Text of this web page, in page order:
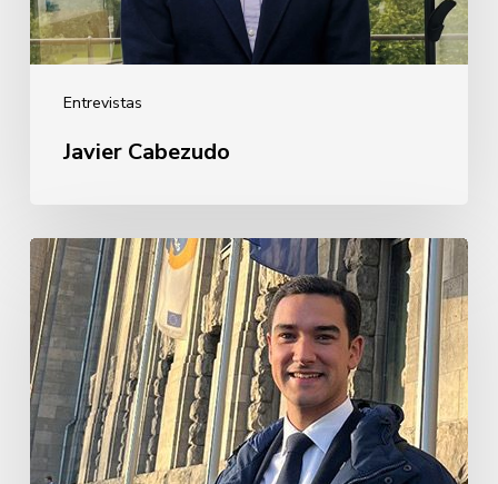
Entrevistas
Javier Cabezudo
Guillermo
Rebollo
de
Garay